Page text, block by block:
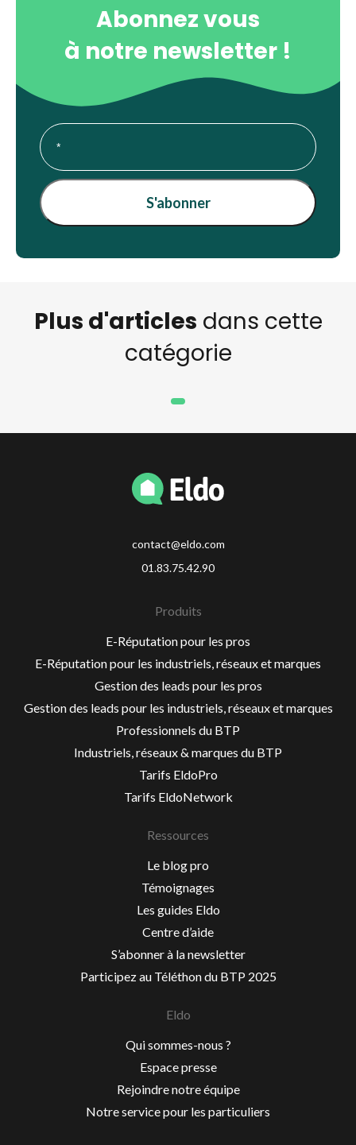
Abonnez vous
à notre newsletter !
Plus d'articles dans cette
catégorie
contact@eldo.com
01.83.75.42.90
Produits
E-Réputation pour les pros
E-Réputation pour les industriels, réseaux et marques
Gestion des leads pour les pros
Gestion des leads pour les industriels, réseaux et marques
Professionnels du BTP
Industriels, réseaux & marques du BTP
Tarifs EldoPro
Tarifs EldoNetwork
Ressources
Le blog pro
Témoignages
Les guides Eldo
Centre d’aide
S’abonner à la newsletter
Participez au Téléthon du BTP 2025
Eldo
Qui sommes-nous ?
Espace presse
Rejoindre notre équipe
Notre service pour les particuliers